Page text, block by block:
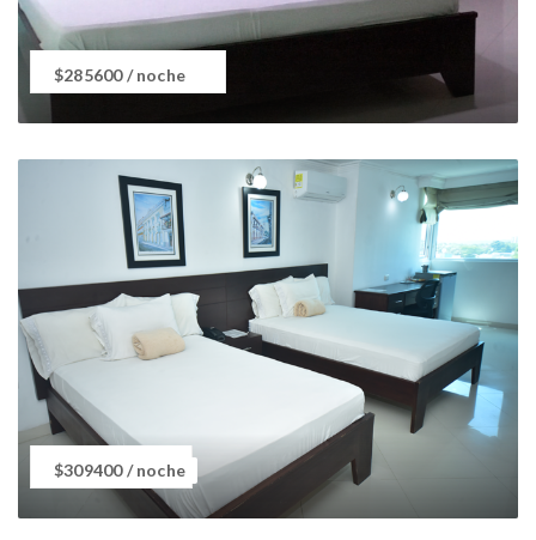
Habitación Estandar
$285600/ noche
Habitación Twin
$309400/ noche